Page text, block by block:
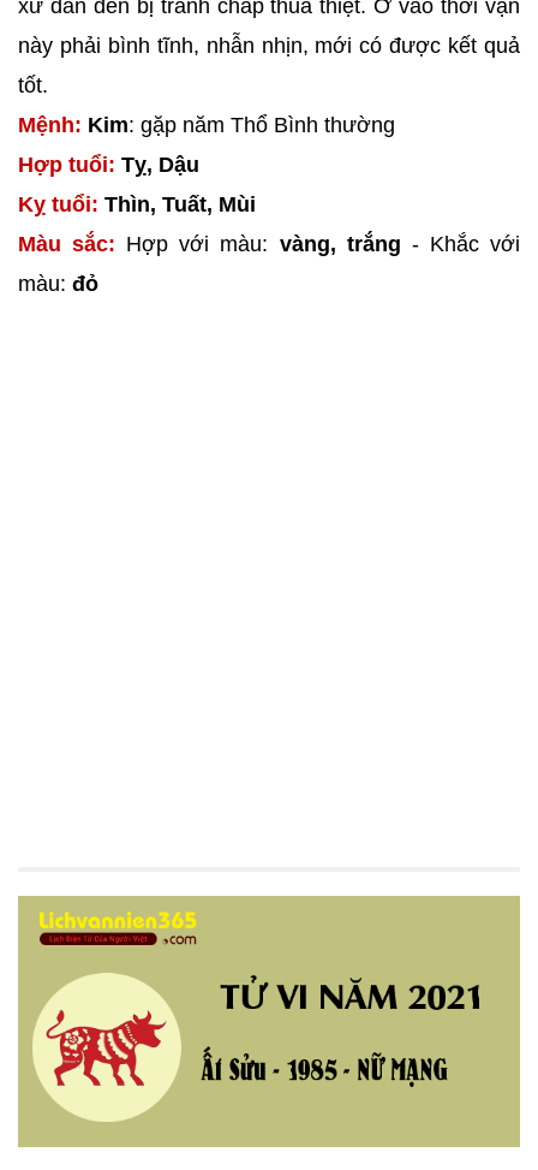
xử dẫn đến bị tranh chấp thua thiệt. Ở vào thời vận
này phải bình tĩnh, nhẫn nhịn, mới có được kết quả
tốt.
Mệnh: Kim: gặp năm Thổ Bình thường
Hợp tuổi: Tỵ, Dậu
Kỵ tuổi: Thìn, Tuất, Mùi
Màu sắc: Hợp với màu: vàng, trắng - Khắc với
màu: đỏ